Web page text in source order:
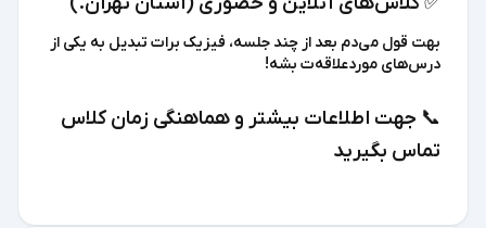
بهت قول می‌دم بعد از چند جلسه، فیزیک برات تبدیل به یکی از
درس‌های موردعلاقه‌ت بشه!
📞 جهت اطلاعات بیشتر و هماهنگی زمان کلاس
تماس بگیرید